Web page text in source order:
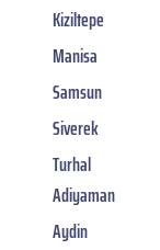
Kiziltepe
Manisa
Samsun
Siverek
Turhal
Adiyaman
Aydin